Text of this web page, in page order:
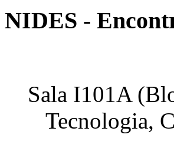
NIDES -
Sala I101A
Tecnologia,